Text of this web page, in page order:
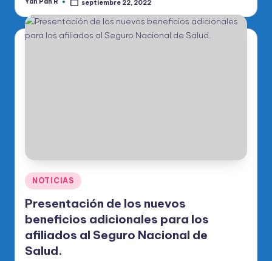
Publicado
Yan Pan R septiembre 22, 2022
Publicado
en
NOTICIAS
Presentación de los nuevos
beneficios adicionales para los
afiliados al Seguro Nacional de
Salud.